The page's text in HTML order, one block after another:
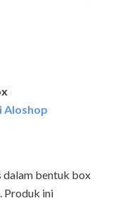
Aloshop
dalam bentuk box
Produk ini